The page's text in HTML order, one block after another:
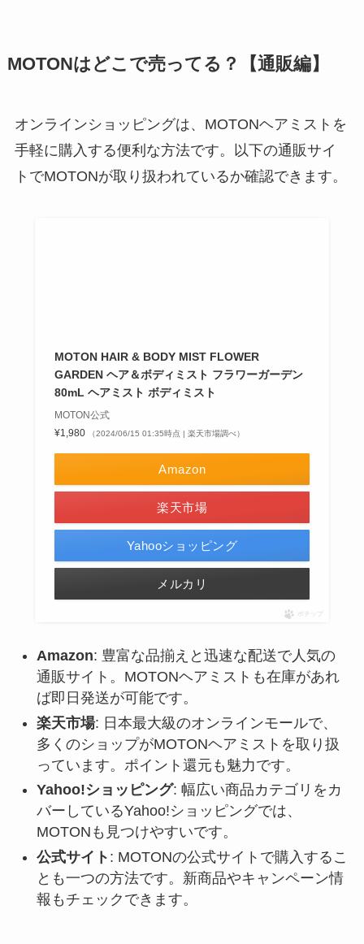
MOTONはどこで売ってる？【通販編】
オンラインショッピングは、MOTONヘアミストを
手軽に購入する便利な方法です。以下の通販サイ
トでMOTONが取り扱われているか確認できます。
MOTON HAIR & BODY MIST FLOWER
GARDEN ヘア＆ボディミスト フラワーガーデン
80mL ヘアミスト ボディミスト
MOTON公式
¥1,980
（2024/06/15 01:35時点 | 楽天市場調べ）
Amazon
楽天市場
Yahooショッピング
メルカリ
ポチップ
Amazon: 豊富な品揃えと迅速な配送で人気の
通販サイト。MOTONヘアミストも在庫があれ
ば即日発送が可能です。
楽天市場: 日本最大級のオンラインモールで、
多くのショップがMOTONヘアミストを取り扱
っています。ポイント還元も魅力です。
Yahoo!ショッピング: 幅広い商品カテゴリをカ
バーしているYahoo!ショッピングでは、
MOTONも見つけやすいです。
公式サイト : MOTONの公式サイトで購入するこ
とも一つの方法です。新商品やキャンペーン情
報もチェックできます。